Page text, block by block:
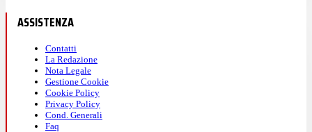
ASSISTENZA
Contatti
La Redazione
Nota Legale
Gestione Cookie
Cookie Policy
Privacy Policy
Cond. Generali
Faq